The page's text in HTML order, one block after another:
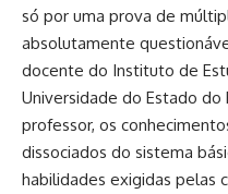
só por uma prova de
absolutamente
docente do Instituto de
Universidade do Estado do
professor, os
dissociados do sistema
habilidades exigidas pelas